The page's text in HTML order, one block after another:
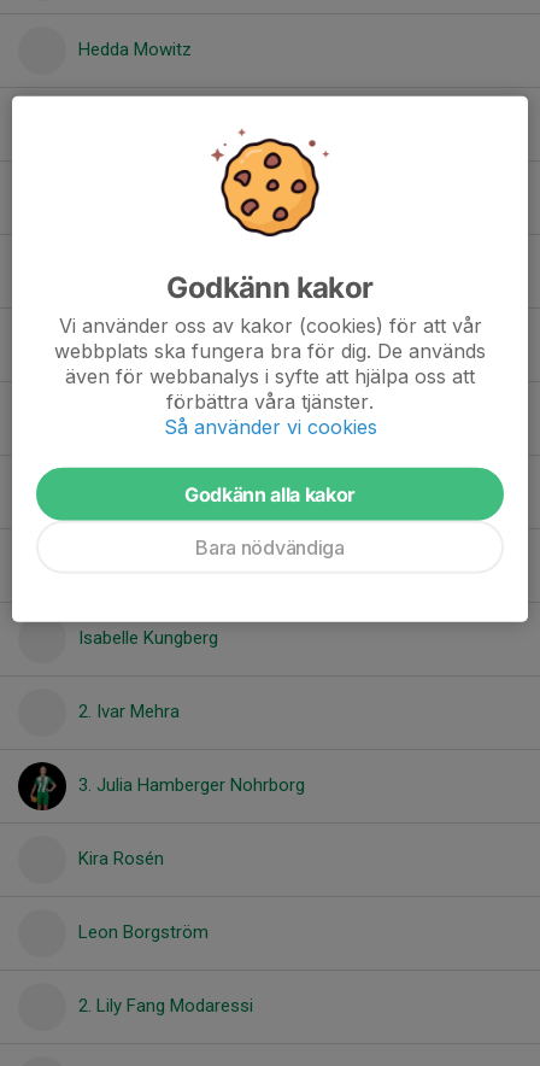
Hedda Mowitz
Herman Svedenkrans
3. Ilona Moshél
Iris Glad Hetesi
2. Irma Fagerlund
Isabelle Kungberg
2. Ivar Mehra
3. Julia Hamberger Nohrborg
Kira Rosén
Leon Borgström
2. Lily Fang Modaressi
Godkänn kakor
Vi använder oss av kakor (cookies) för att vår
webbplats ska fungera bra för dig. De används
även för webbanalys i syfte att hjälpa oss att
förbättra våra tjänster.
Så använder vi cookies
Godkänn alla kakor
Bara nödvändiga